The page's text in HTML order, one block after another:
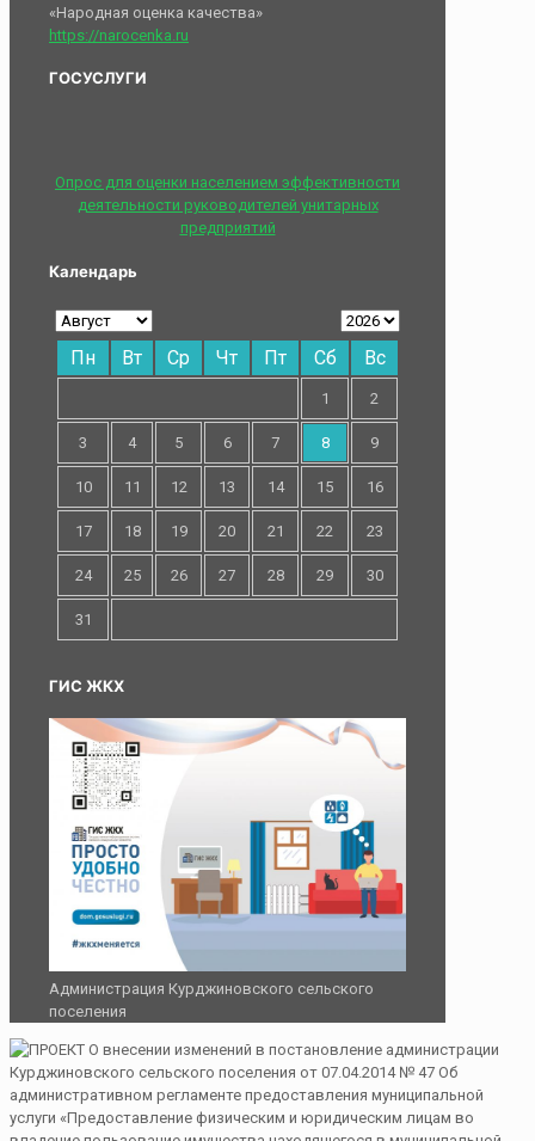
«Народная оценка качества»
https://narocenka.ru
ГОСУСЛУГИ
Опрос для оценки населением эффективности
деятельности руководителей унитарных
предприятий
Календарь
Пн Вт Ср Чт Пт Сб Вс
1 2
3 4 5 6 7 8 9
10 11 12 13 14 15 16
17 18 19 20 21 22 23
24 25 26 27 28 29 30
31
ГИС ЖКХ
Администрация Курджиновского сельского
поселения